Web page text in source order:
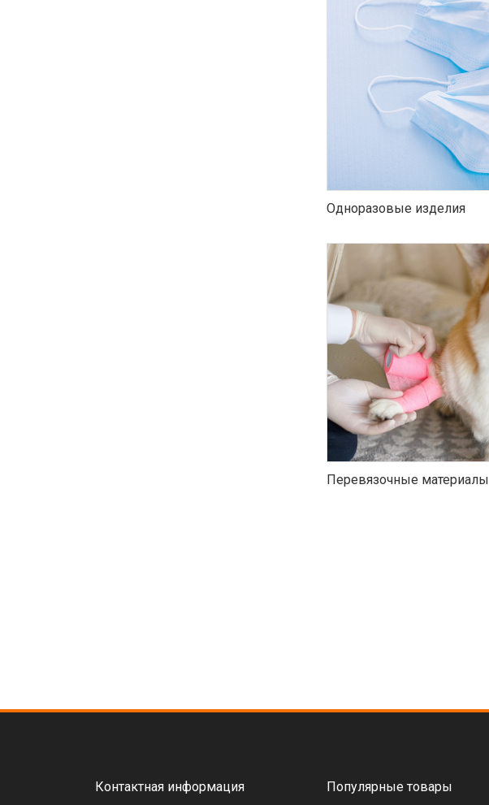
Одноразовые изделия
Перевязочные материалы
Контактная информация Популярные товары